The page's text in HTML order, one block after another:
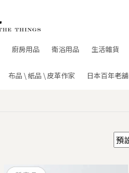
廚房用品 衛浴用品 生活雜貨
布品 \ 紙品 \ 皮革作家 日本百年老舖